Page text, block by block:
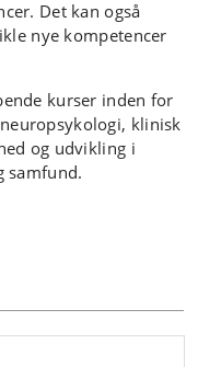
Det kan også
nye kompetencer
kurser inden for
klinisk
og udvikling i
samfund.